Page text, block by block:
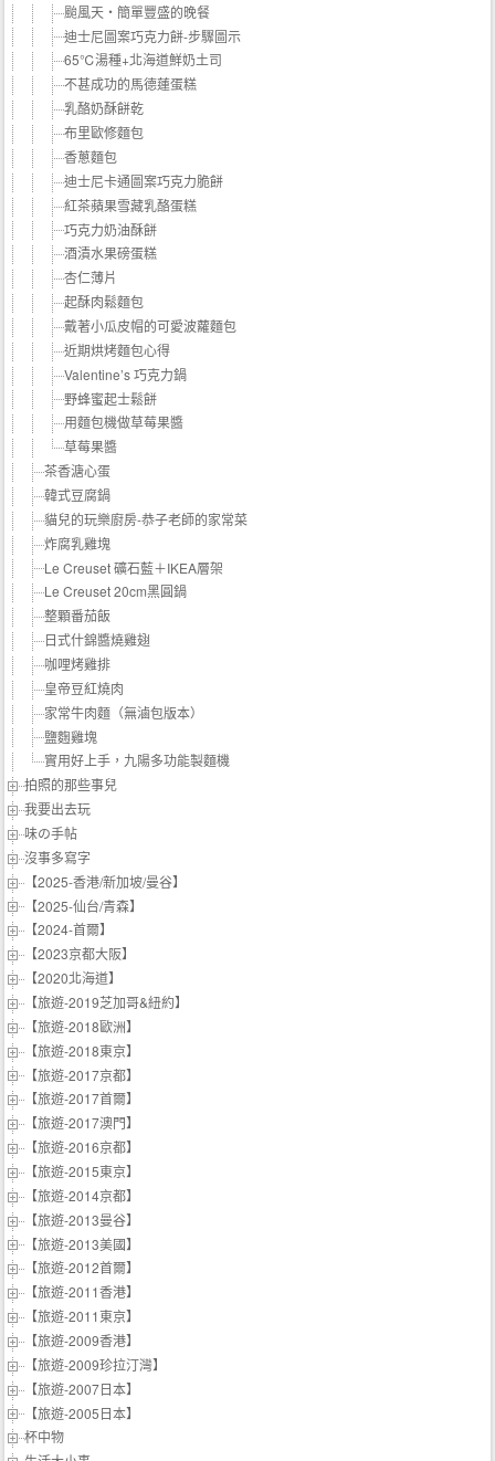
颱風天‧簡單豐盛的晚餐
迪士尼圖案巧克力餅-步驟圖示
65℃湯種+北海道鮮奶土司
不甚成功的馬德蓮蛋糕
乳酪奶酥餅乾
布里歐修麵包
香蔥麵包
迪士尼卡通圖案巧克力脆餅
紅茶蘋果雪藏乳酪蛋糕
巧克力奶油酥餅
酒漬水果磅蛋糕
杏仁薄片
起酥肉鬆麵包
戴著小瓜皮帽的可愛波蘿麵包
近期烘烤麵包心得
Valentine’s 巧克力鍋
野蜂蜜起士鬆餅
用麵包機做草莓果醬
草莓果醬
茶香溏心蛋
韓式豆腐鍋
貓兒的玩樂廚房-恭子老師的家常菜
炸腐乳雞塊
Le Creuset 礦石藍＋IKEA層架
Le Creuset 20cm黑圓鍋
整顆番茄飯
日式什錦醬燒雞翅
咖哩烤雞排
皇帝豆紅燒肉
家常牛肉麵（無滷包版本）
鹽麴雞塊
實用好上手，九陽多功能製麵機
拍照的那些事兒
我要出去玩
味の手帖‬
沒事多寫字
【2025-香港/新加坡/曼谷】
【2025-仙台/青森】
【2024-首爾】
【2023京都大阪】
【2020北海道】
【旅遊-2019芝加哥&紐約】
【旅遊-2018歐洲】
【旅遊-2018東京】
【旅遊-2017京都】
【旅遊-2017首爾】
【旅遊-2017澳門】
【旅遊-2016京都】
【旅遊-2015東京】
【旅遊-2014京都】
【旅遊-2013曼谷】
【旅遊-2013美國】
【旅遊-2012首爾】
【旅遊-2011香港】
【旅遊-2011東京】
【旅遊-2009香港】
【旅遊-2009珍拉汀灣】
【旅遊-2007日本】
【旅遊-2005日本】
杯中物